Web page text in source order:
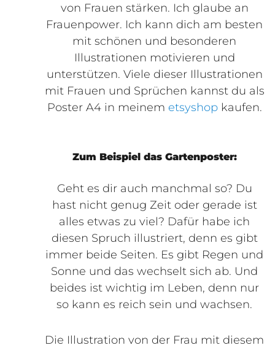
von Frauen stärken. Ich glaube an
Frauenpower. Ich kann dich am besten
mit schönen und besonderen
Illustrationen motivieren und
unterstützen. Viele dieser Illustrationen
mit Frauen und Sprüchen kannst du als
Poster A4 in meinem etsyshopkaufen.
Zum Beispiel das Gartenposter:
Geht es dir auch manchmal so? Du
hast nicht genug Zeit oder gerade ist
alles etwas zu viel? Dafür habe ich
diesen Spruch illustriert, denn es gibt
immer beide Seiten. Es gibt Regen und
Sonne und das wechselt sich ab. Und
beides ist wichtig im Leben, denn nur
so kann es reich sein und wachsen.
Die Illustration von der Frau mit diesem